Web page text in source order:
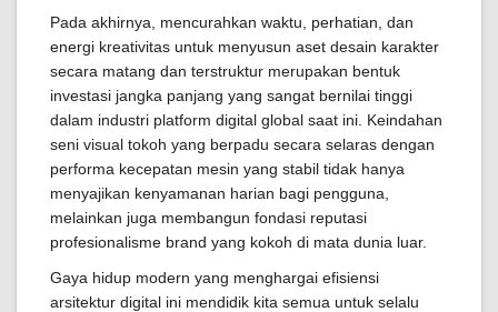
Pada akhirnya, mencurahkan waktu, perhatian, dan
energi kreativitas untuk menyusun aset desain karakter
secara matang dan terstruktur merupakan bentuk
investasi jangka panjang yang sangat bernilai tinggi
dalam industri platform digital global saat ini. Keindahan
seni visual tokoh yang berpadu secara selaras dengan
performa kecepatan mesin yang stabil tidak hanya
menyajikan kenyamanan harian bagi pengguna,
melainkan juga membangun fondasi reputasi
profesionalisme brand yang kokoh di mata dunia luar.
Gaya hidup modern yang menghargai efisiensi
arsitektur digital ini mendidik kita semua untuk selalu